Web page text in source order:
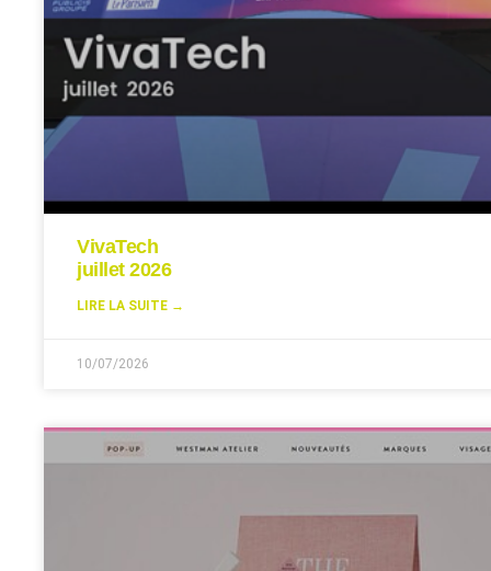
VivaTech
juillet 2026
LIRE LA SUITE →
10/07/2026